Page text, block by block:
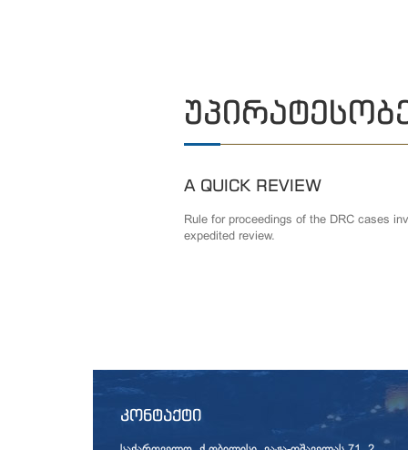
A QUICK REVIEW
Rule for proceedings of the DRC cases involve
expedited review.
ᲙᲝᲜᲢᲐᲥᲢᲘ